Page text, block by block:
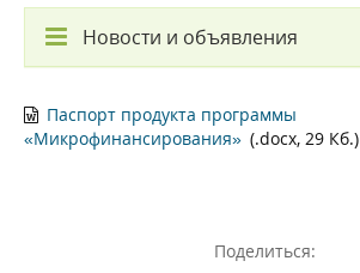
Новости и объявления
Паспорт продукта программы
«Микрофинансирования» (.docx, 29 Кб.)
Поделиться: